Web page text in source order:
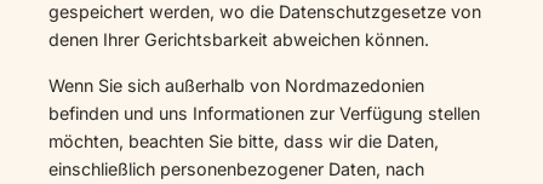
gespeichert werden, wo die Datenschutzgesetze von
denen Ihrer Gerichtsbarkeit abweichen können.
Wenn Sie sich außerhalb von Nordmazedonien
befinden und uns Informationen zur Verfügung stellen
möchten, beachten Sie bitte, dass wir die Daten,
einschließlich personenbezogener Daten, nach